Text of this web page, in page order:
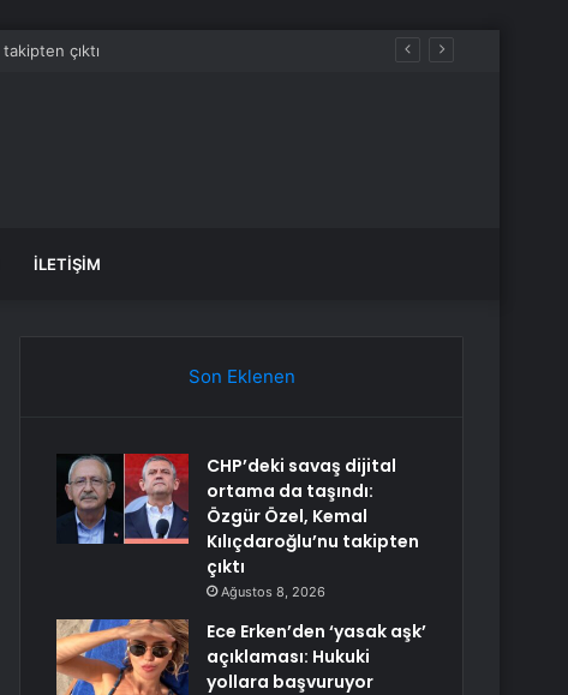
İLETIŞIM
Son Eklenen
CHP’deki savaş dijital
ortama da taşındı:
Özgür Özel, Kemal
Kılıçdaroğlu’nu takipten
çıktı
Ağustos 8, 2026
Ece Erken’den ‘yasak aşk’
açıklaması: Hukuki
yollara başvuruyor